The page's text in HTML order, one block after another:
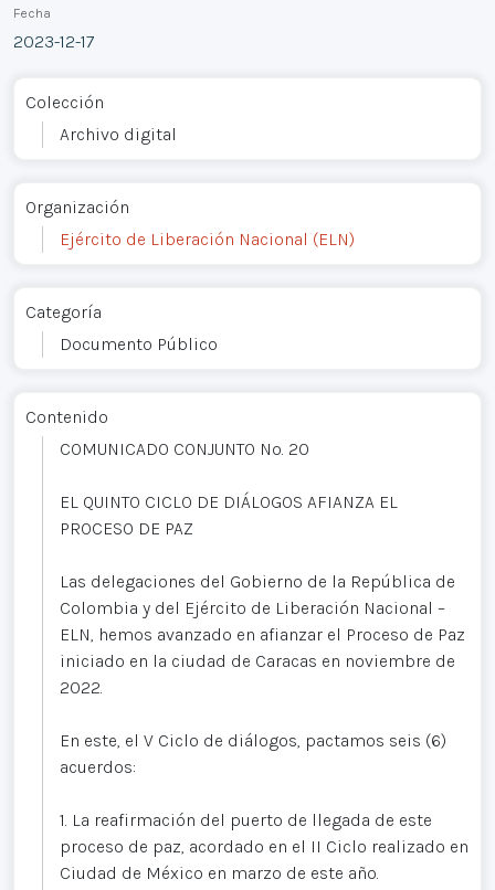
Fecha
2023-12-17
Colección
Archivo digital
Organización
Ejército de Liberación Nacional (ELN)
Categoría
Documento Público
Contenido
COMUNICADO CONJUNTO No. 20
EL QUINTO CICLO DE DIÁLOGOS AFIANZA EL
PROCESO DE PAZ
Las delegaciones del Gobierno de la República de
Colombia y del Ejército de Liberación Nacional –
ELN, hemos avanzado en afianzar el Proceso de Paz
iniciado en la ciudad de Caracas en noviembre de
2022.
En este, el V Ciclo de diálogos, pactamos seis (6)
acuerdos:
1. La reafirmación del puerto de llegada de este
proceso de paz, acordado en el II Ciclo realizado en
Ciudad de México en marzo de este año.